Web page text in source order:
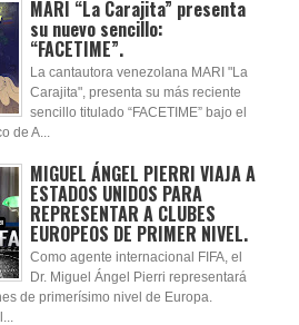
MARI “La Carajita” presenta
su nuevo sencillo:
“FACETIME”.
La cantautora venezolana MARI "La
Carajita", presenta su más reciente
sencillo titulado “FACETIME” bajo el
de A...
MIGUEL ÁNGEL PIERRI VIAJA A
ESTADOS UNIDOS PARA
REPRESENTAR A CLUBES
EUROPEOS DE PRIMER NIVEL.
Como agente internacional FIFA, el
Dr. Miguel Ángel Pierri representará
de primerísimo nivel de Europa.